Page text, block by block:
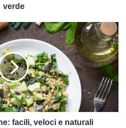
verde
facili, veloci e naturali